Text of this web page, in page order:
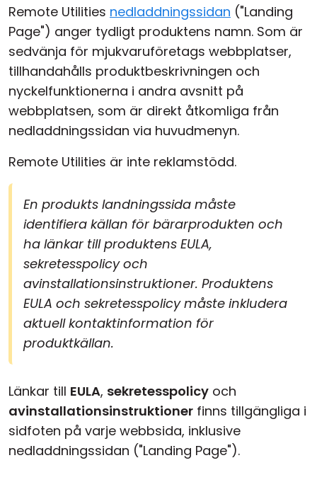
Remote Utilities nedladdningssidan ("Landing
Page") anger tydligt produktens namn. Som är
sedvänja för mjukvaruföretags webbplatser,
tillhandahålls produktbeskrivningen och
nyckelfunktionerna i andra avsnitt på
webbplatsen, som är direkt åtkomliga från
nedladdningssidan via huvudmenyn.
Remote Utilities är inte reklamstödd.
En produkts landningssida måste
identifiera källan för bärarprodukten och
ha länkar till produktens EULA,
sekretesspolicy och
avinstallationsinstruktioner. Produktens
EULA och sekretesspolicy måste inkludera
aktuell kontaktinformation för
produktkällan.
Länkar till EULA, sekretesspolicy och
avinstallationsinstruktioner finns tillgängliga i
sidfoten på varje webbsida, inklusive
nedladdningssidan ("Landing Page").